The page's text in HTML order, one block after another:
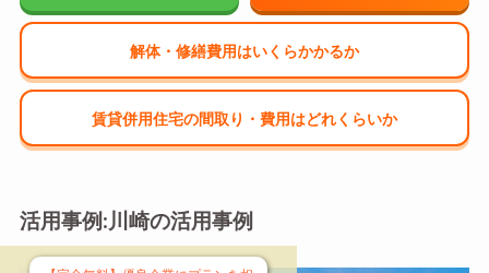
解体・修繕費用はいくらかかるか
賃貸併用住宅の間取り・費用はどれくらいか
活用事例:川崎の活用事例